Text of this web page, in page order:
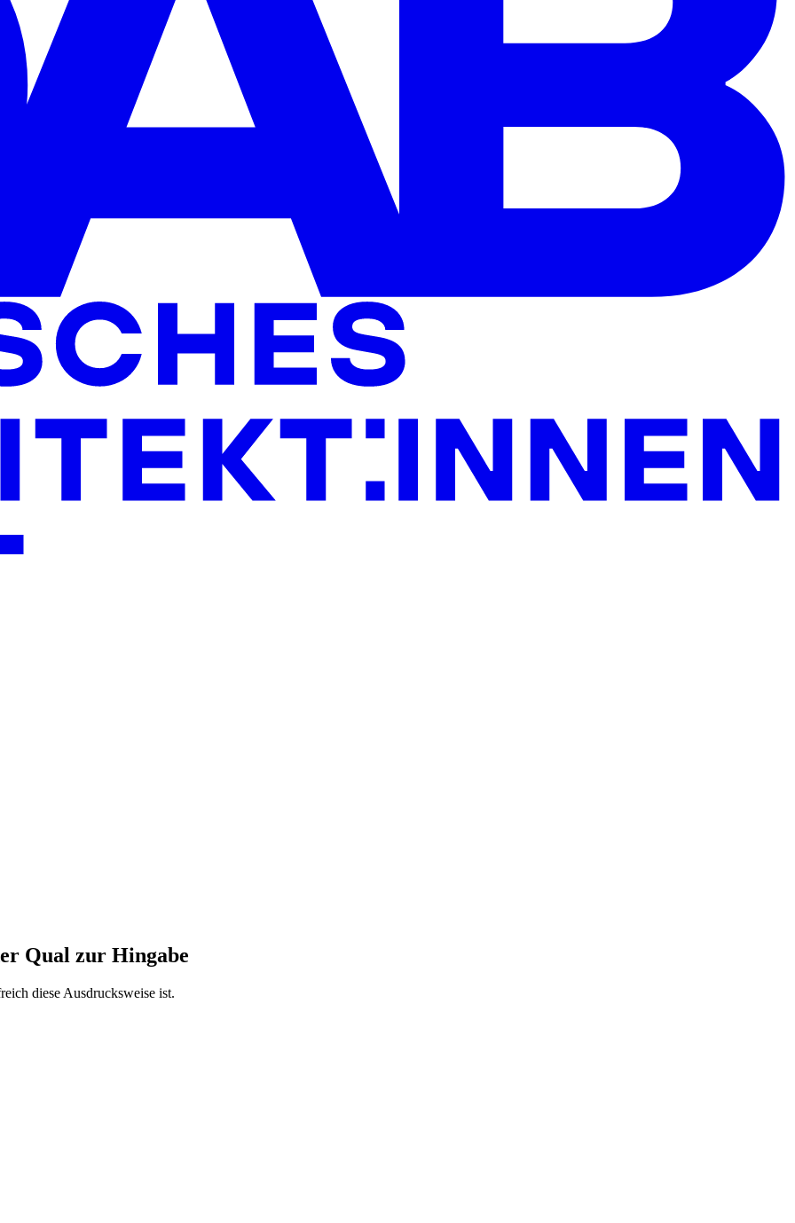
Qual zur Hingabe
diese Ausdrucksweise ist.